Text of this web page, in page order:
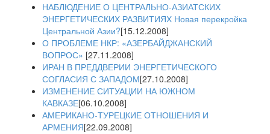
НАБЛЮДЕНИЕ О ЦЕНТРАЛЬНО-АЗИАТСКИХ
ЭНЕРГЕТИЧЕСКИХ РАЗВИТИЯХ Новая перекройка
Центральной Азии?[15.12.2008]
О ПРОБЛЕМЕ НКР: «АЗЕРБАЙДЖАНСКИЙ
ВОПРОС» [27.11.2008]
ИРАН В ПРЕДДВЕРИИ ЭНЕРГЕТИЧЕСКОГО
СОГЛАСИЯ С ЗАПАДОМ[27.10.2008]
ИЗМЕНЕНИЕ СИТУАЦИИ НА ЮЖНОМ
КАВКАЗЕ[06.10.2008]
АМЕРИКАНО-ТУРЕЦКИЕ ОТНОШЕНИЯ И
АРМЕНИЯ[22.09.2008]